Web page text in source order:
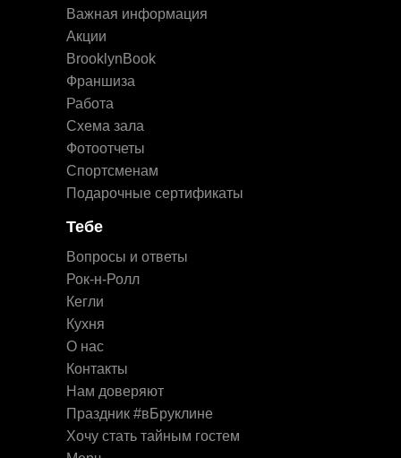
Работа
Кегли
Спортсменам
Кухня
Фотоотчеты
Рок-н-Ролл
Схема зала
О нас
Важная информация
Праздник #вБруклине
Нам доверяют
Контакты
Франшиза
Подарочные сертификаты
Вопросы и ответы
Акции
Хочу стать тайным гостем
Тебе
BrooklynBook